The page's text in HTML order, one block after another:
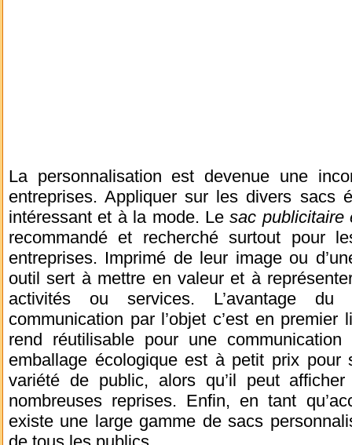
La personnalisation est devenue une
entreprises. Appliquer sur les divers sacs
intéressant et à la mode. Lesac
recommandé et recherché surtout pour
entreprises. Imprimé de leur image ou
outil sert à mettre en valeur et à
activités ou services. L’avantage
communication par l’objet c’est en
rend réutilisable pour une
emballage écologique est à petit prix pour
variété de public, alors qu’il peut
nombreuses reprises. Enfin, en tant
existe une large gamme de sacs